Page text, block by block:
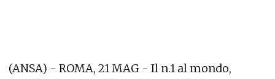
(ANSA) - ROMA, 21 MAG - Il n.1 al mondo,